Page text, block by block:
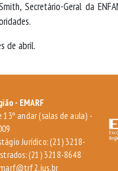
Secretário-Geral da
de abril.
- EMARF
13º andar (salas de aula) -
Jurídico: (21) 3218-
(21) 3218-8648